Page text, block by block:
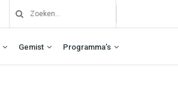
Gemist Programma’s